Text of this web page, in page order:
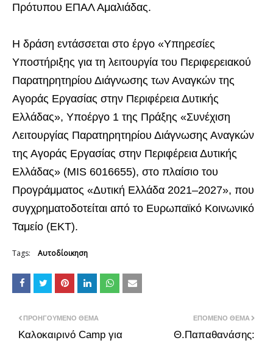
Πρότυπου ΕΠΑΛ Αμαλιάδας.
Η δράση εντάσσεται στο έργο «Υπηρεσίες
Υποστήριξης για τη λειτουργία του Περιφερειακού
Παρατηρητηρίου Διάγνωσης των Αναγκών της
Αγοράς Εργασίας στην Περιφέρεια Δυτικής
Ελλάδας», Υποέργο 1 της Πράξης «Συνέχιση
Λειτουργίας Παρατηρητηρίου Διάγνωσης Αναγκών
της Αγοράς Εργασίας στην Περιφέρεια Δυτικής
Ελλάδας» (MIS 6016655), στο πλαίσιο του
Προγράμματος «Δυτική Ελλάδα 2021–2027», που
συγχρηματοδοτείται από το Ευρωπαϊκό Κοινωνικό
Ταμείο (ΕΚΤ).
Tags: Αυτοδίοικηση
ΕΠΌΜΕΝΟ ΘΈΜΑ
Θ.Παπαθανάσης:
ΠΡΟΗΓΟΎΜΕΝΟ ΘΈΜΑ
Καλοκαιρινό Camp για